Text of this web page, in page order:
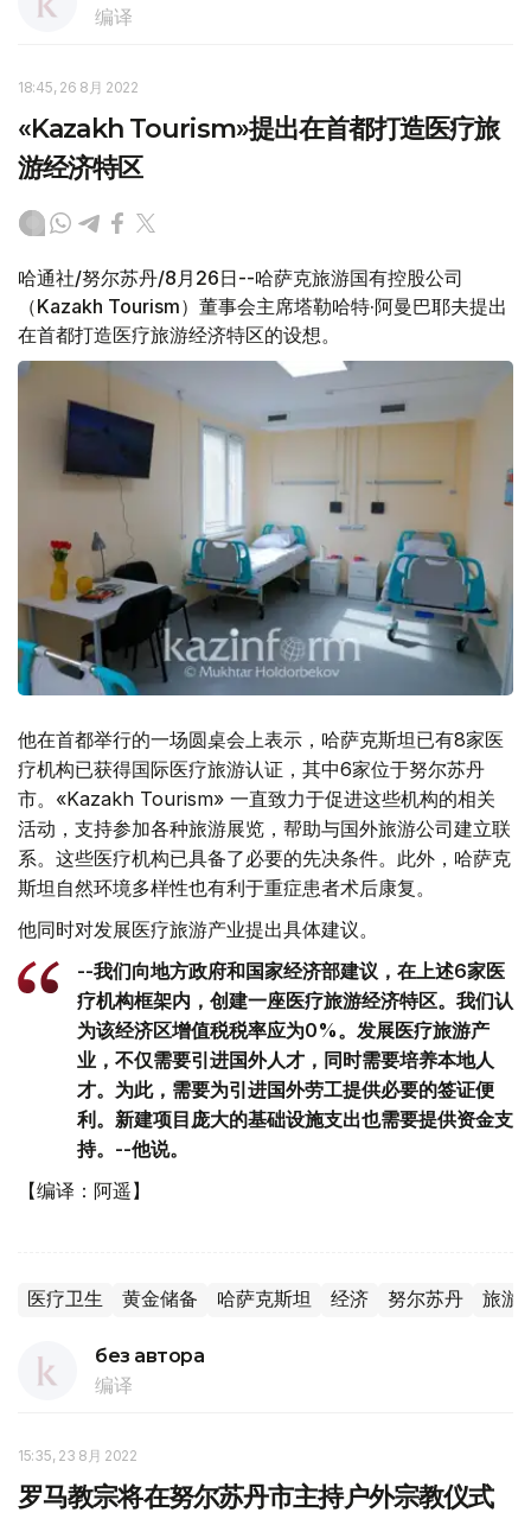
编译
18:45, 26 8月 2022
«Kazakh Tourism»提出在首都打造医疗旅
游经济特区
哈通社/努尔苏丹/8月26日--哈萨克旅游国有控股公司
（Kazakh Tourism）董事会主席塔勒哈特·阿曼巴耶夫提出
在首都打造医疗旅游经济特区的设想。
他在首都举行的一场圆桌会上表示，哈萨克斯坦已有8家医
疗机构已获得国际医疗旅游认证，其中6家位于努尔苏丹
市。«Kazakh Tourism» 一直致力于促进这些机构的相关
活动，支持参加各种旅游展览，帮助与国外旅游公司建立联
系。这些医疗机构已具备了必要的先决条件。此外，哈萨克
斯坦自然环境多样性也有利于重症患者术后康复。
他同时对发展医疗旅游产业提出具体建议。
--我们向地方政府和国家经济部建议，在上述6家医
疗机构框架内，创建一座医疗旅游经济特区。我们认
为该经济区增值税税率应为0%。发展医疗旅游产
业，不仅需要引进国外人才，同时需要培养本地人
才。为此，需要为引进国外劳工提供必要的签证便
利。新建项目庞大的基础设施支出也需要提供资金支
持。--他说。
【编译：阿遥】
医疗卫生 黄金储备 哈萨克斯坦 经济 努尔苏丹 旅游
без автора
编译
15:35, 23 8月 2022
罗马教宗将在努尔苏丹市主持户外宗教仪式